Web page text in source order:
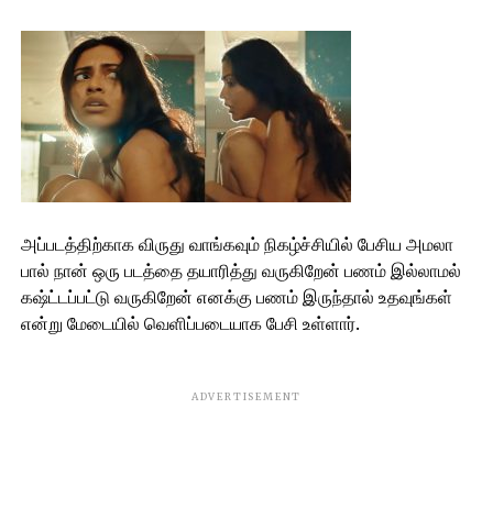
அப்படத்திற்காக விருது வாங்கவும் நிகழ்ச்சியில் பேசிய அமலா
பால் நான் ஒரு படத்தை தயாரித்து வருகிறேன் பணம் இல்லாமல்
கஷ்ட்டப்பட்டு வருகிறேன் எனக்கு பணம் இருந்தால் உதவுங்கள்
என்று மேடையில் வெளிப்படையாக பேசி உள்ளார்.
ADVERTISEMENT